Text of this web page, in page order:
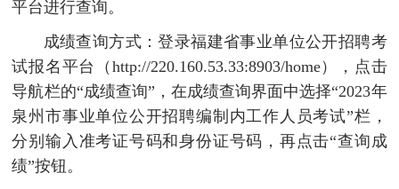
平台进行查询。
成绩查询方式：登录福建省事业单位公开招聘考
试报名平台（http://220.160.53.33:8903/home），点击
导航栏的“成绩查询”，在成绩查询界面中选择“2023年
泉州市事业单位公开招聘编制内工作人员考试”栏，
分别输入准考证号码和身份证号码，再点击“查询成
绩”按钮。